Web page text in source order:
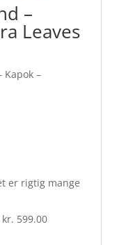
–
Leaves
Kapok –
er rigtig mange
599.00